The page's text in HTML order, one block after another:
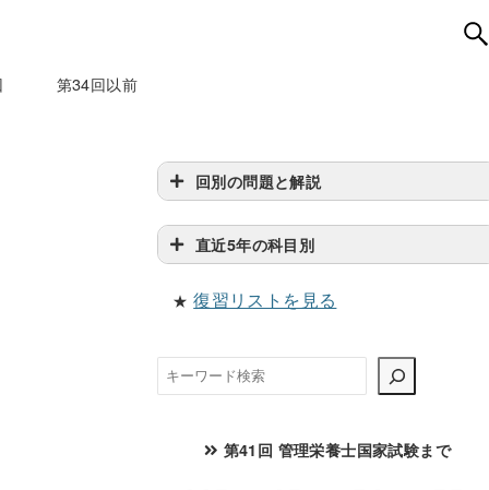
第34回以前
回別の問題と解説
直近5年の科目別
★復習リストを見る
検
索
第41回 管理栄養士国家試験まで